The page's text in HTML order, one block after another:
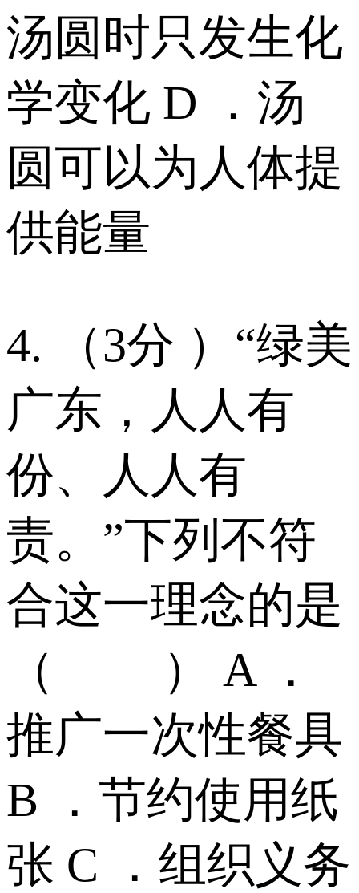
汤圆时只发生化
学变化 D ．汤
圆可以为人体提
供能量
4. （3分 ）“绿美
广东，人人有
份、人人有
责。”下列不符
合这一理念的是
（ ） A ．
推广一次性餐具
B ．节约使用纸
张 C ．组织义务